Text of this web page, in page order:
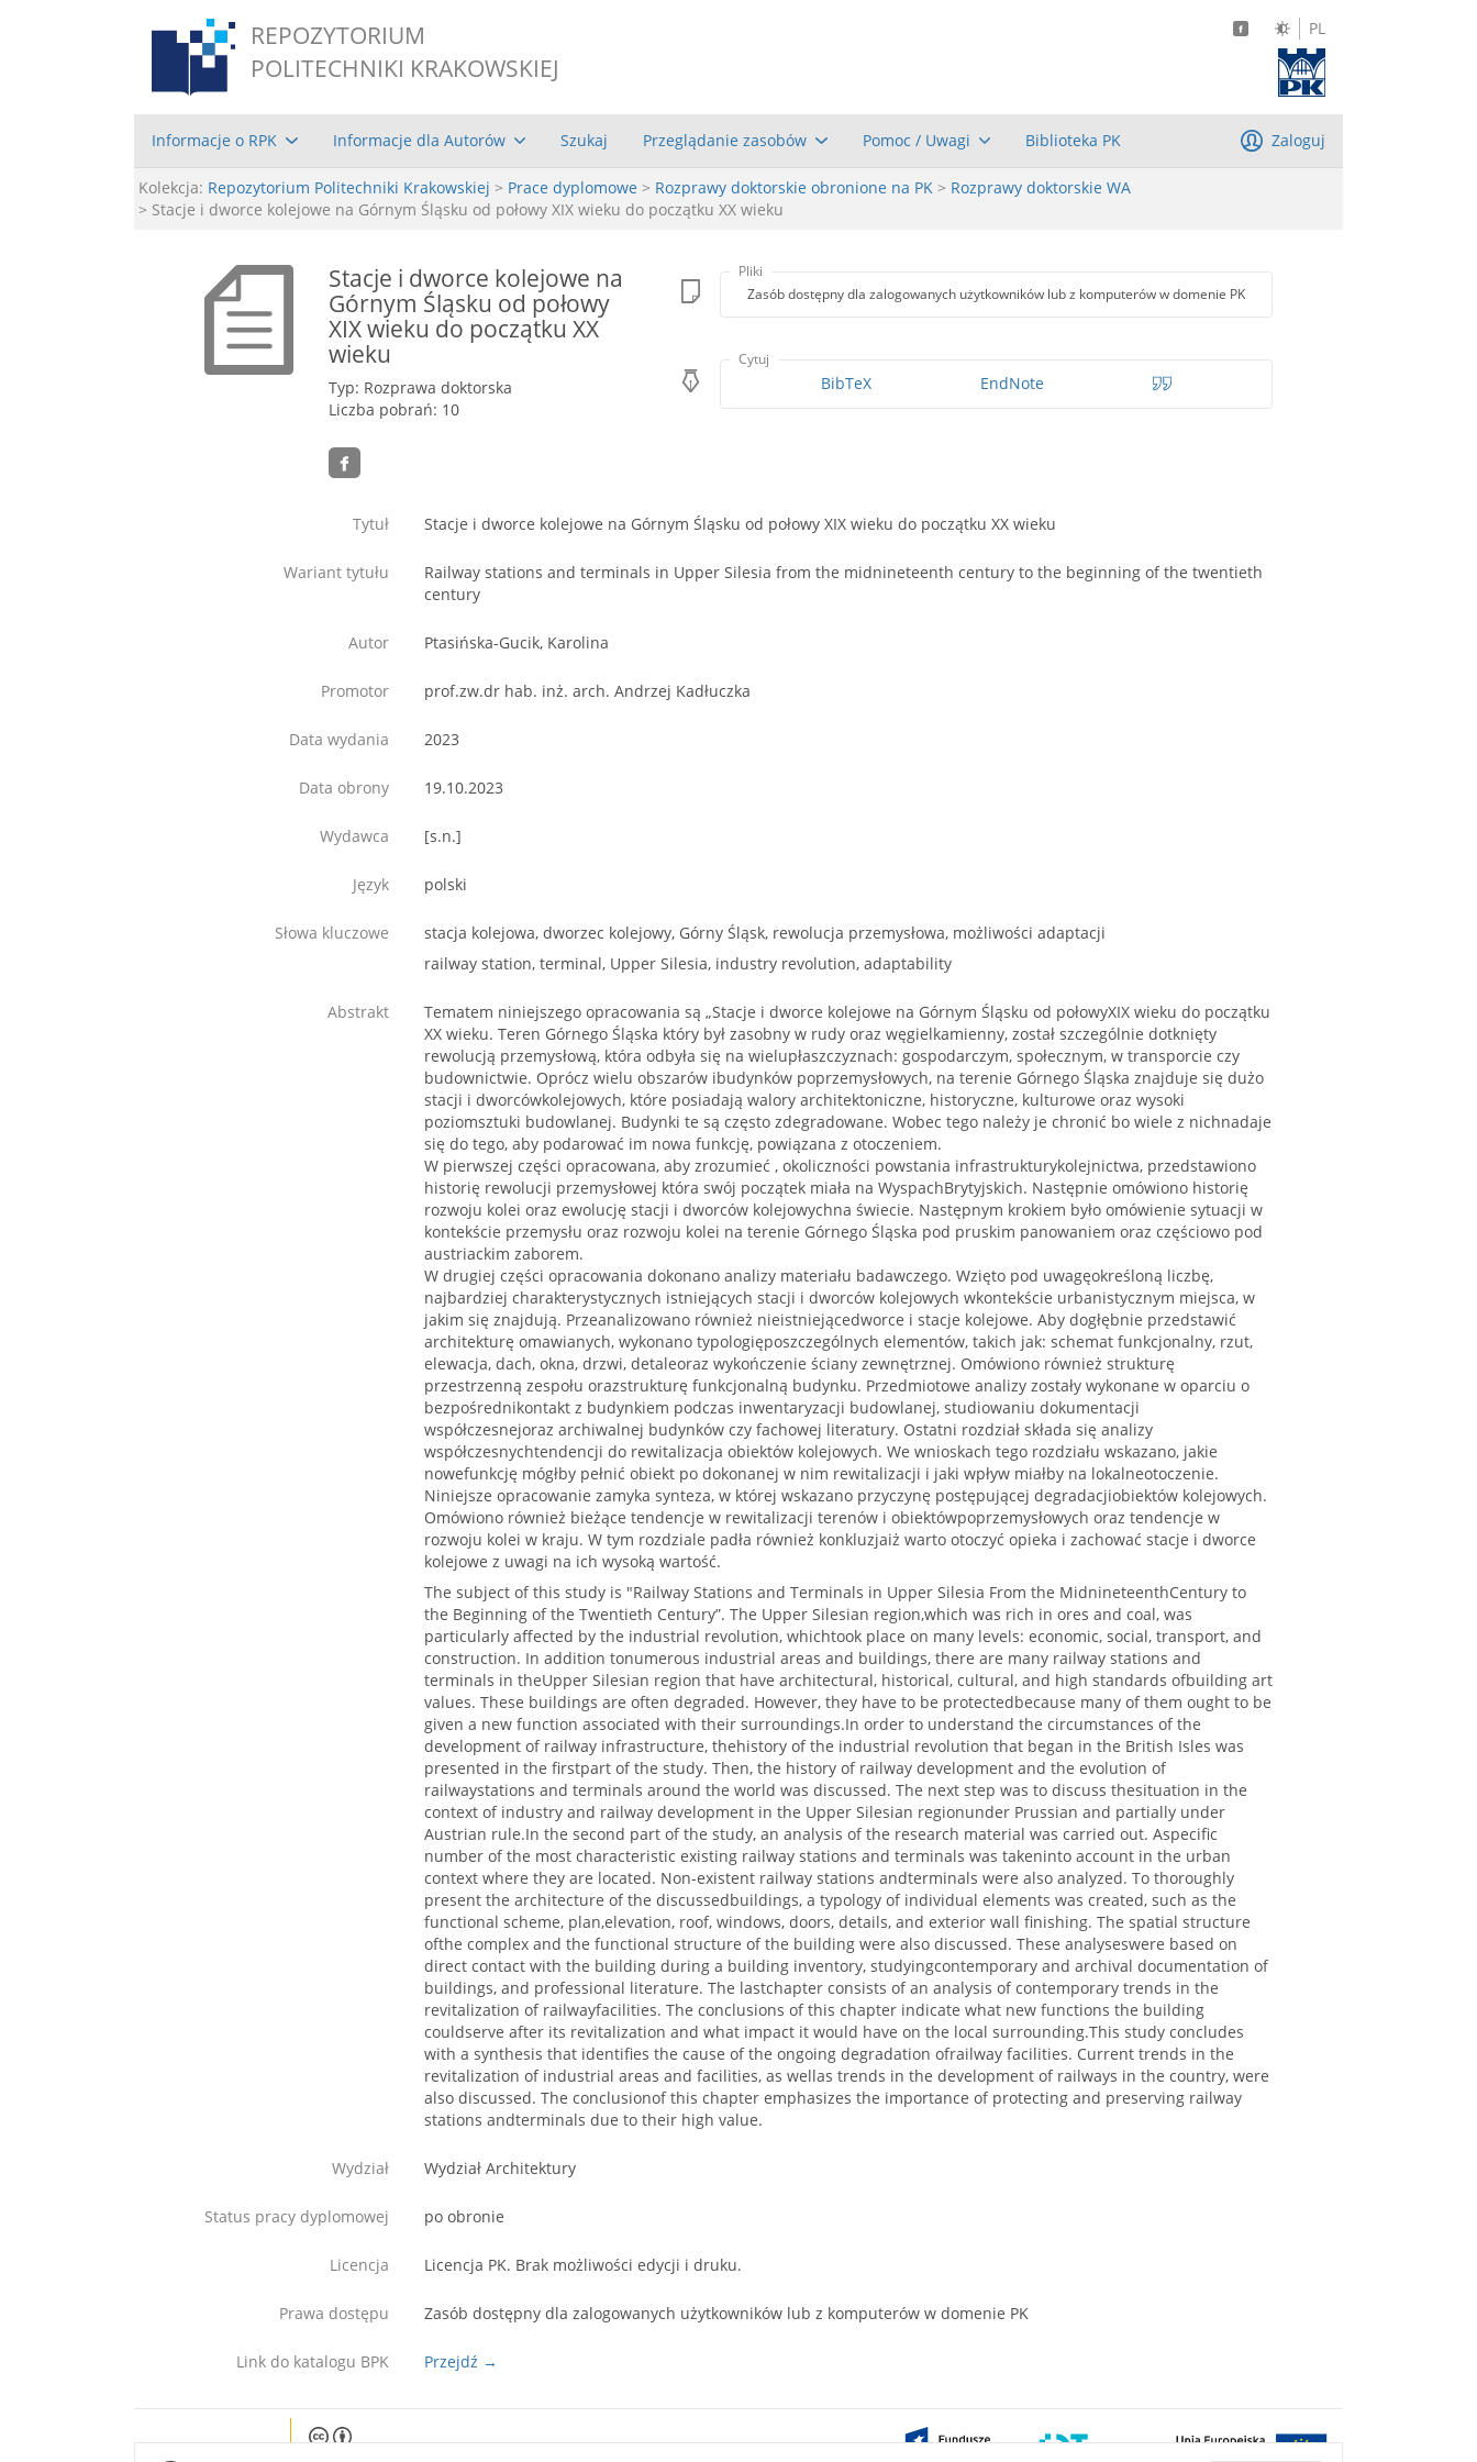
REPOZYTORIUM
POLITECHNIKI KRAKOWSKIEJ
PL
Informacje o RPK Informacje dla Autorów Szukaj Przeglądanie zasobów Pomoc / Uwagi Biblioteka PK Zaloguj
Kolekcja: Repozytorium Politechniki Krakowskiej > Prace dyplomowe > Rozprawy doktorskie obronione na PK > Rozprawy doktorskie WA
> Stacje i dworce kolejowe na Górnym Śląsku od połowy XIX wieku do początku XX wieku
Stacje i dworce kolejowe na
Górnym Śląsku od połowy
XIX wieku do początku XX
wieku
Typ: Rozprawa doktorska
Liczba pobrań: 10
Pliki
Zasób dostępny dla zalogowanych użytkowników lub z komputerów w domenie PK
Cytuj
BibTeX EndNote
Tytuł Stacje i dworce kolejowe na Górnym Śląsku od połowy XIX wieku do początku XX wieku
Wariant tytułu
Railway stations and terminals in Upper Silesia from the midnineteenth century to the beginning of the twentieth
century
Autor Ptasińska-Gucik, Karolina
Promotor prof.zw.dr hab. inż. arch. Andrzej Kadłuczka
Data wydania 2023
Data obrony 19.10.2023
Wydawca [s.n.]
Język polski
Słowa kluczowe
stacja kolejowa, dworzec kolejowy, Górny Śląsk, rewolucja przemysłowa, możliwości adaptacji
railway station, terminal, Upper Silesia, industry revolution, adaptability
Abstrakt
Tematem niniejszego opracowania są „Stacje i dworce kolejowe na Górnym Śląsku od połowyXIX wieku do początku
XX wieku. Teren Górnego Śląska który był zasobny w rudy oraz węgielkamienny, został szczególnie dotknięty
rewolucją przemysłową, która odbyła się na wielupłaszczyznach: gospodarczym, społecznym, w transporcie czy
budownictwie. Oprócz wielu obszarów ibudynków poprzemysłowych, na terenie Górnego Śląska znajduje się dużo
stacji i dworcówkolejowych, które posiadają walory architektoniczne, historyczne, kulturowe oraz wysoki
poziomsztuki budowlanej. Budynki te są często zdegradowane. Wobec tego należy je chronić bo wiele z nichnadaje
się do tego, aby podarować im nowa funkcję, powiązana z otoczeniem.
W pierwszej części opracowana, aby zrozumieć , okoliczności powstania infrastrukturykolejnictwa, przedstawiono
historię rewolucji przemysłowej która swój początek miała na WyspachBrytyjskich. Następnie omówiono historię
rozwoju kolei oraz ewolucję stacji i dworców kolejowychna świecie. Następnym krokiem było omówienie sytuacji w
kontekście przemysłu oraz rozwoju kolei na terenie Górnego Śląska pod pruskim panowaniem oraz częściowo pod
austriackim zaborem.
W drugiej części opracowania dokonano analizy materiału badawczego. Wzięto pod uwagęokreśloną liczbę,
najbardziej charakterystycznych istniejących stacji i dworców kolejowych wkontekście urbanistycznym miejsca, w
jakim się znajdują. Przeanalizowano również nieistniejącedworce i stacje kolejowe. Aby dogłębnie przedstawić
architekturę omawianych, wykonano typologięposzczególnych elementów, takich jak: schemat funkcjonalny, rzut,
elewacja, dach, okna, drzwi, detaleoraz wykończenie ściany zewnętrznej. Omówiono również strukturę
przestrzenną zespołu orazstrukturę funkcjonalną budynku. Przedmiotowe analizy zostały wykonane w oparciu o
bezpośrednikontakt z budynkiem podczas inwentaryzacji budowlanej, studiowaniu dokumentacji
współczesnejoraz archiwalnej budynków czy fachowej literatury. Ostatni rozdział składa się analizy
współczesnychtendencji do rewitalizacja obiektów kolejowych. We wnioskach tego rozdziału wskazano, jakie
nowefunkcję mógłby pełnić obiekt po dokonanej w nim rewitalizacji i jaki wpływ miałby na lokalneotoczenie.
Niniejsze opracowanie zamyka synteza, w której wskazano przyczynę postępującej degradacjiobiektów kolejowych.
Omówiono również bieżące tendencje w rewitalizacji terenów i obiektówpoprzemysłowych oraz tendencje w
rozwoju kolei w kraju. W tym rozdziale padła również konkluzjaiż warto otoczyć opieka i zachować stacje i dworce
kolejowe z uwagi na ich wysoką wartość.
The subject of this study is "Railway Stations and Terminals in Upper Silesia From the MidnineteenthCentury to
the Beginning of the Twentieth Century”. The Upper Silesian region,which was rich in ores and coal, was
particularly affected by the industrial revolution, whichtook place on many levels: economic, social, transport, and
construction. In addition tonumerous industrial areas and buildings, there are many railway stations and
terminals in theUpper Silesian region that have architectural, historical, cultural, and high standards ofbuilding art
values. These buildings are often degraded. However, they have to be protectedbecause many of them ought to be
given a new function associated with their surroundings.In order to understand the circumstances of the
development of railway infrastructure, thehistory of the industrial revolution that began in the British Isles was
presented in the firstpart of the study. Then, the history of railway development and the evolution of
railwaystations and terminals around the world was discussed. The next step was to discuss thesituation in the
context of industry and railway development in the Upper Silesian regionunder Prussian and partially under
Austrian rule.In the second part of the study, an analysis of the research material was carried out. Aspecific
number of the most characteristic existing railway stations and terminals was takeninto account in the urban
context where they are located. Non-existent railway stations andterminals were also analyzed. To thoroughly
present the architecture of the discussedbuildings, a typology of individual elements was created, such as the
functional scheme, plan,elevation, roof, windows, doors, details, and exterior wall finishing. The spatial structure
ofthe complex and the functional structure of the building were also discussed. These analyseswere based on
direct contact with the building during a building inventory, studyingcontemporary and archival documentation of
buildings, and professional literature. The lastchapter consists of an analysis of contemporary trends in the
revitalization of railwayfacilities. The conclusions of this chapter indicate what new functions the building
couldserve after its revitalization and what impact it would have on the local surrounding.This study concludes
with a synthesis that identifies the cause of the ongoing degradation ofrailway facilities. Current trends in the
revitalization of industrial areas and facilities, as wellas trends in the development of railways in the country, were
also discussed. The conclusionof this chapter emphasizes the importance of protecting and preserving railway
stations andterminals due to their high value.
Wydział Wydział Architektury
Status pracy dyplomowej po obronie
Licencja Licencja PK. Brak możliwości edycji i druku.
Prawa dostępu Zasób dostępny dla zalogowanych użytkowników lub z komputerów w domenie PK
Link do katalogu BPK Przejdź →